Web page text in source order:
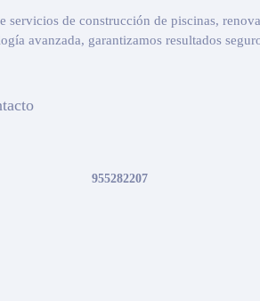
servicios de construcción de piscinas,
avanzada, garantizamos resultados
955282207